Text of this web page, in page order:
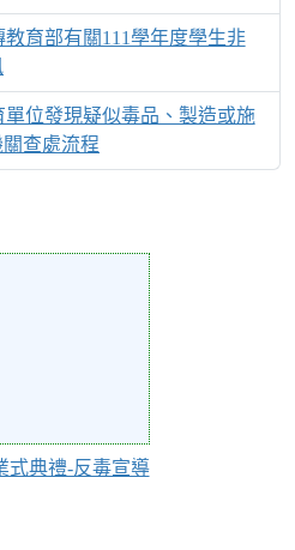
教育部有關111學年度學生非
單位發現疑似毒品、製造或施
查處流程
式典禮-反毒宣導